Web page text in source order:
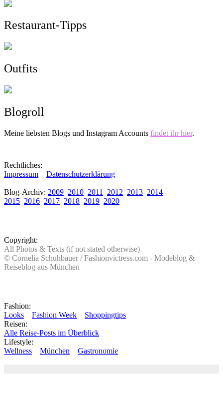
Restaurant-Tipps
Outfits
Blogroll
Meine liebsten Blogs und Instagram Accounts findet ihr hier.
Rechtliches:
Impressum
Datenschutzerklärung
Blog-Archiv: 2009 2010 2011 2012 2013 2014
2015 2016 2017 2018 2019 2020
Copyright:
All Photos & Texts (if not stated otherwise)
© Cornelia Schuhbauer / Fashionvictress.com - Modeblog &
Reiseblog aus München
Fashion:
Looks
Fashion Week
Shoppingtips
Reisen:
Alle Reise-Posts im Überblick
Lifestyle:
Wellness
München Gastronomie